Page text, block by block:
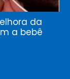
da
a bebê